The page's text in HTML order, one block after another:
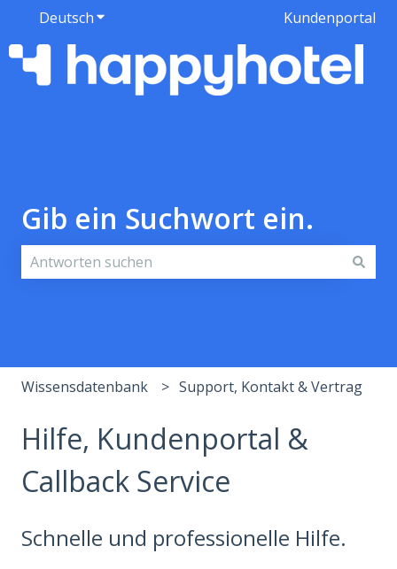
DeutschUntermenü für Übersetzungen anzeigen
Kundenportal
Gib ein Suchwort ein.
Wissensdatenbank Support, Kontakt & Vertrag
Hilfe, Kundenportal &
Callback Service
Schnelle und professionelle Hilfe.